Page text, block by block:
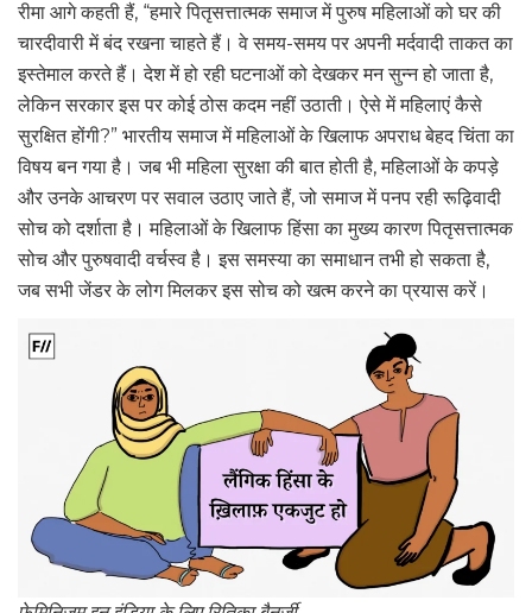
रीमा आगे कहती हैं, “हमारे पितृसत्तात्मक समाज में पुरुष महिलाओं को घर की
चारदीवारी में बंद रखना चाहते हैं। वे समय-समय पर अपनी मर्दवादी ताकत का
इस्तेमाल करते हैं। देश में हो रही घटनाओं को देखकर मन सुन्न हो जाता है,
लेकिन सरकार इस पर कोई ठोस कदम नहीं उठाती। ऐसे में महिलाएं कैसे
सुरक्षित होंगी?” भारतीय समाज में महिलाओं के खिलाफ अपराध बेहद चिंता का
विषय बन गया है। जब भी महिला सुरक्षा की बात होती है, महिलाओं के कपड़े
और उनके आचरण पर सवाल उठाए जाते हैं, जो समाज में पनप रही रूढ़िवादी
सोच को दर्शाता है। महिलाओं के खिलाफ हिंसा का मुख्य कारण पितृसत्तात्मक
सोच और पुरुषवादी वर्चस्व है। इस समस्या का समाधान तभी हो सकता है,
जब सभी जेंडर के लोग मिलकर इस सोच को खत्म करने का प्रयास करें।